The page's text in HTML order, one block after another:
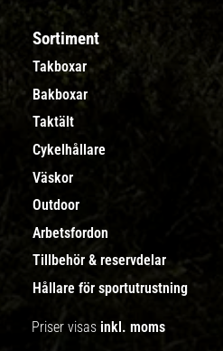
Sortiment
Takboxar
Bakboxar
Taktält
Cykelhållare
Väskor
Outdoor
Arbetsfordon
Tillbehör & reservdelar
Hållare för sportutrustning
Priser visas inkl. moms